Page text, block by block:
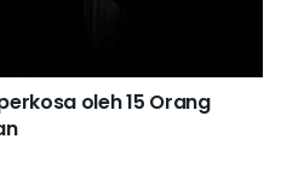
oleh 15 Orang